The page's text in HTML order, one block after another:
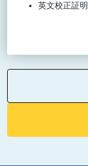
英文校正証